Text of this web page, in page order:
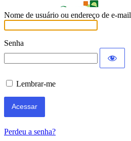
Nome de usuário ou endereço de e-mail
Senha
Lembrar-me
Perdeu a senha?